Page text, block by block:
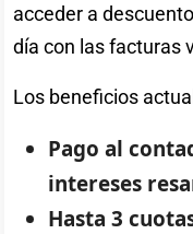
acceder a
día con las facturas
Los beneficios
Pago al
intereses
Hasta 3